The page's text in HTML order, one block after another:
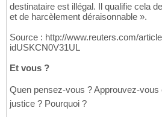
destinataire est illégal. Il qualifie cela
et de harcèlement déraisonnable ».
Source : http://www.reuters.com/
idUSKCN0V31UL
Et vous ?
Quen pensez-vous ? Approuvez-
justice ? Pourquoi ?